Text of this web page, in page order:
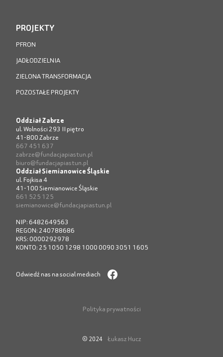
PROJEKTY
PFRON
JADŁODZIELNIA
ZIELONA TRANSFORMACJA
POZOSTAŁE PROJEKTY
Oddział Zabrze
ul. Wolności 293 II piętro
41-800 Zabrze
667 451 637
zabrze@fundacjapiastun.pl
biuro@fundacjapiastun.pl
Oddział Siemianowice Śląskie
ul. Fojkisa 4
41-100 Siemianowice Śląskie
661 525 125
siemianowice@fundacjapiastun.pl
NIP: 6482649563
REGON: 240788686
KRS: 0000292978
KONTO: 25 1050 1298 1000 0090 3051 1605
Odwiedź nas na social mediach
© 2024 Łukasz Hucz
Polityka prywatności